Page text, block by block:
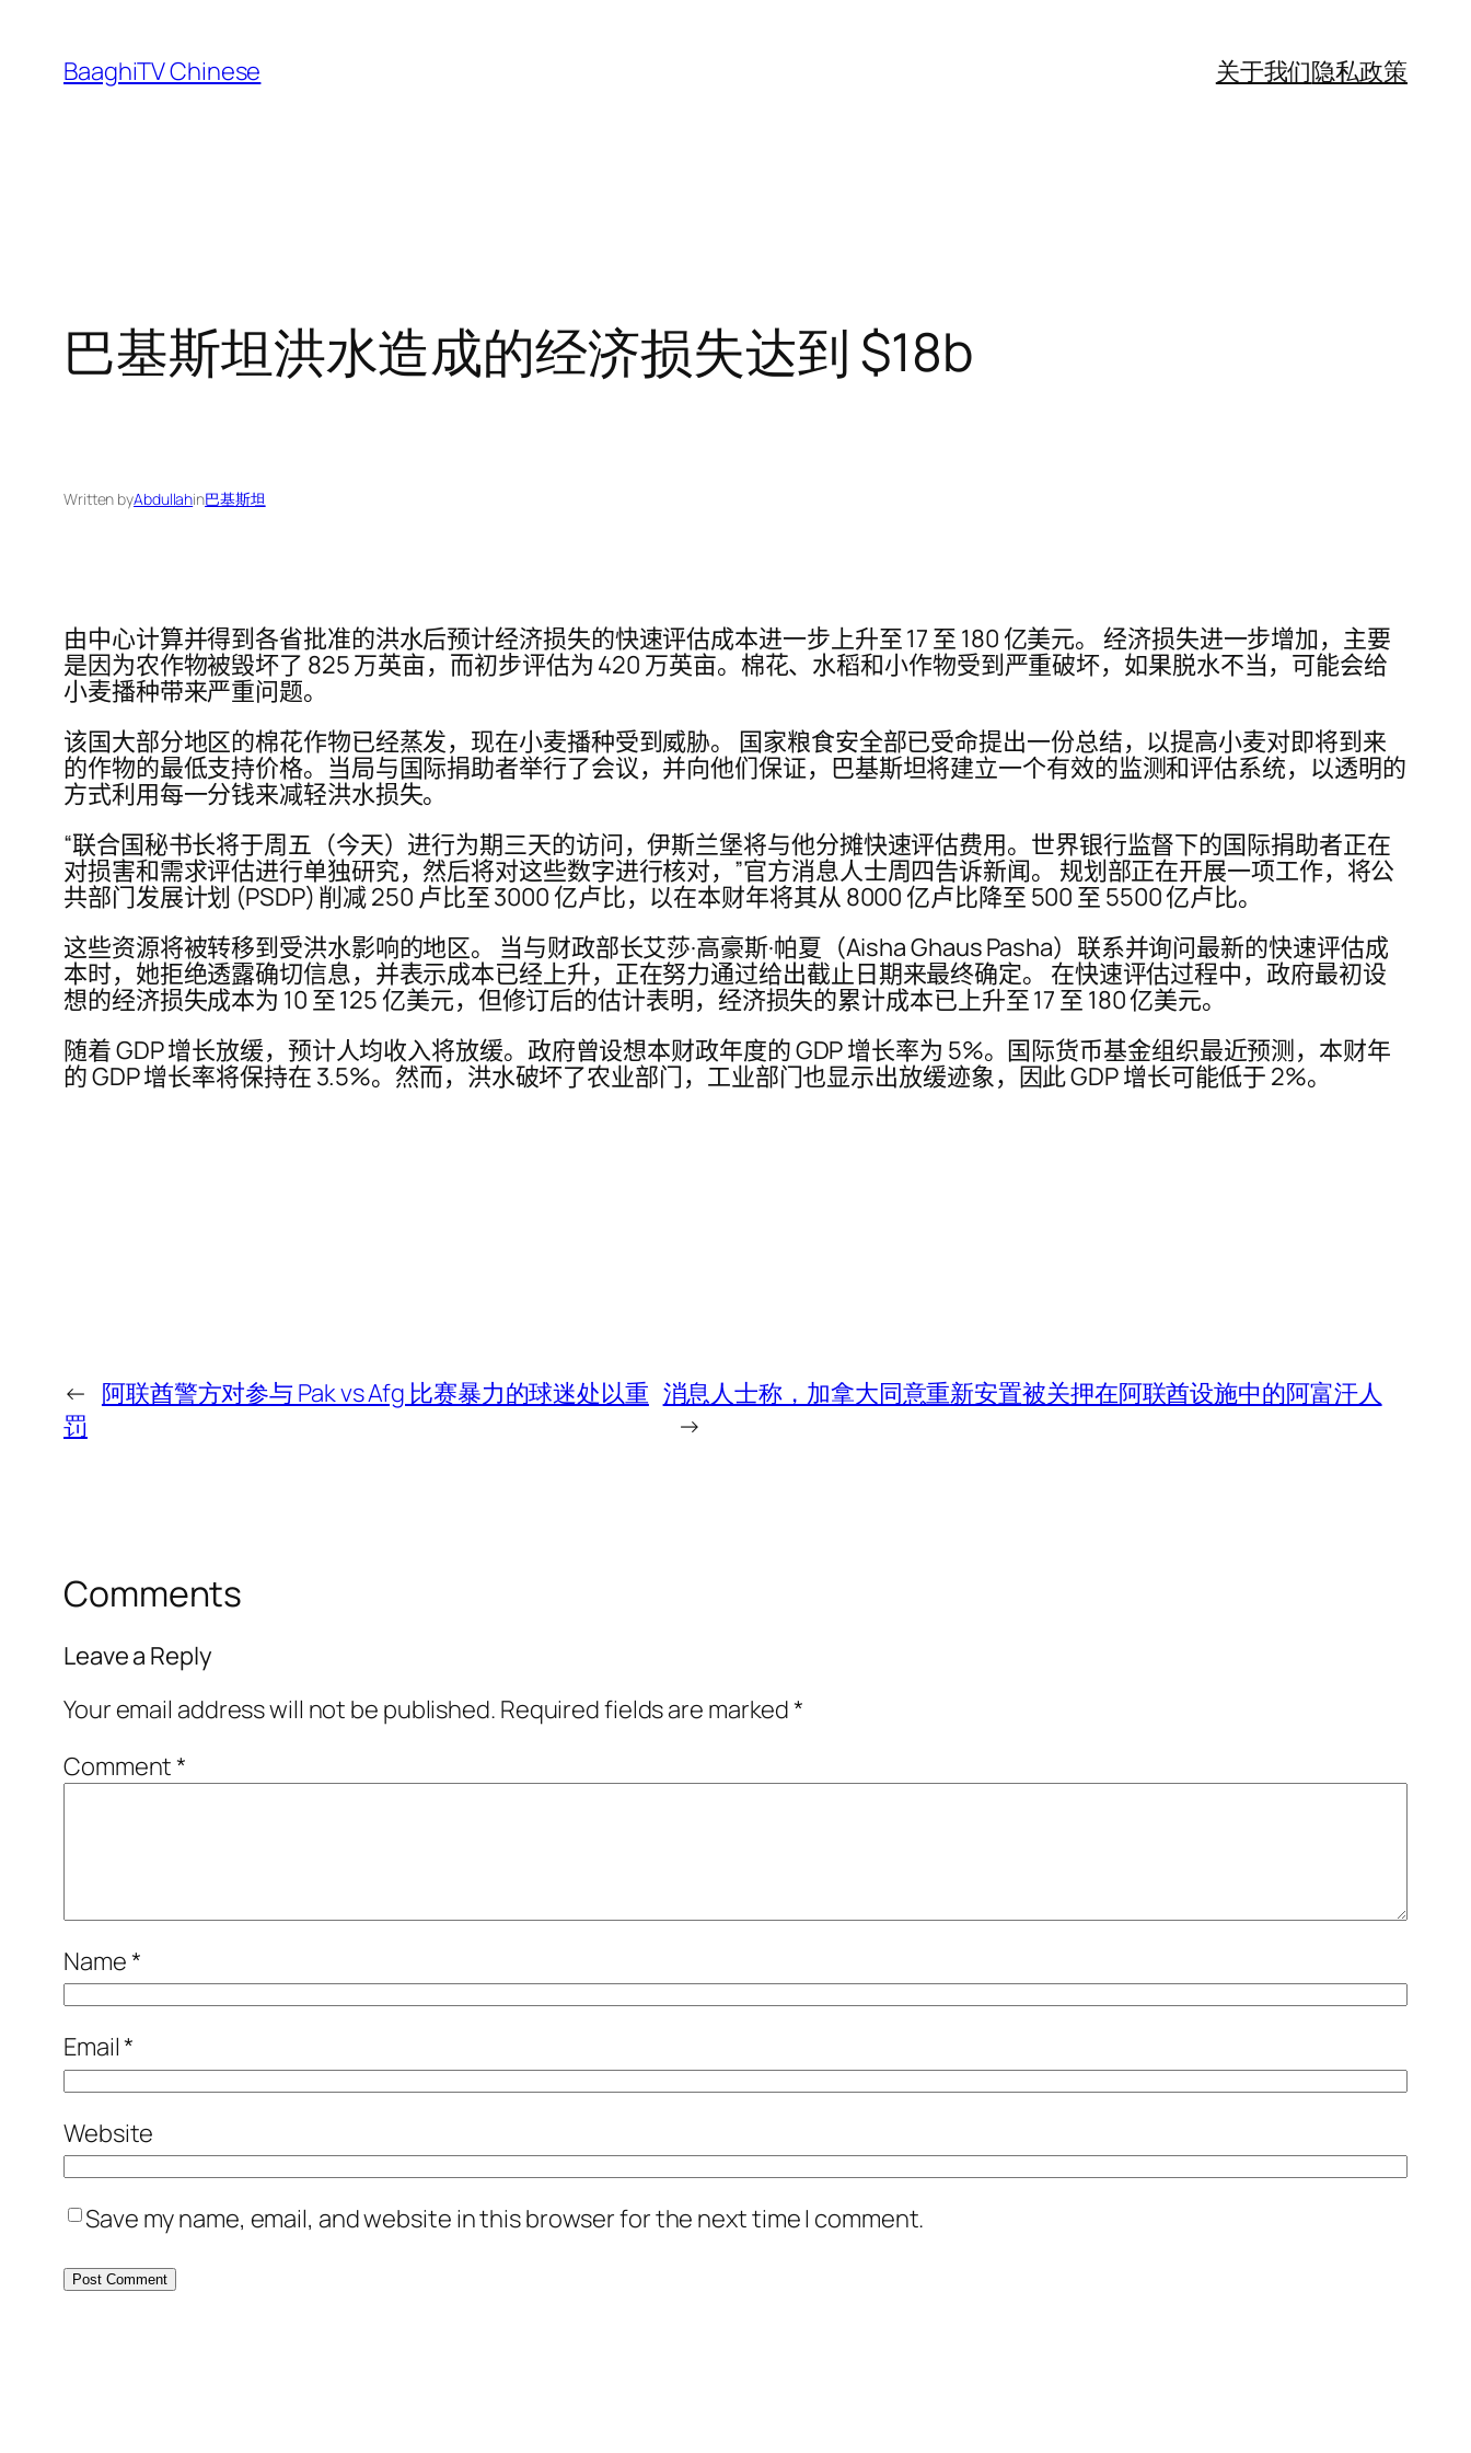
content
BaaghiTV Chinese 关于我们隐私政策
巴基斯坦洪水造成的经济损失达到 $18b
Written byAbdullahin巴基斯坦
由中心计算并得到各省批准的洪水后预计经济损失的快速评估成本进一步上升至 17 至 180 亿美元。 经济损失进一步增加，主要
是因为农作物被毁坏了 825 万英亩，而初步评估为 420 万英亩。棉花、水稻和小作物受到严重破坏，如果脱水不当，可能会给
小麦播种带来严重问题。
该国大部分地区的棉花作物已经蒸发，现在小麦播种受到威胁。 国家粮食安全部已受命提出一份总结，以提高小麦对即将到来
的作物的最低支持价格。当局与国际捐助者举行了会议，并向他们保证，巴基斯坦将建立一个有效的监测和评估系统，以透明的
方式利用每一分钱来减轻洪水损失。
“联合国秘书长将于周五（今天）进行为期三天的访问，伊斯兰堡将与他分摊快速评估费用。世界银行监督下的国际捐助者正在
对损害和需求评估进行单独研究，然后将对这些数字进行核对，”官方消息人士周四告诉新闻。 规划部正在开展一项工作，将公
共部门发展计划 (PSDP) 削减 250 卢比至 3000 亿卢比，以在本财年将其从 8000 亿卢比降至 500 至 5500 亿卢比。
这些资源将被转移到受洪水影响的地区。 当与财政部长艾莎·高豪斯·帕夏（Aisha Ghaus Pasha）联系并询问最新的快速评估成
本时，她拒绝透露确切信息，并表示成本已经上升，正在努力通过给出截止日期来最终确定。 在快速评估过程中，政府最初设
想的经济损失成本为 10 至 125 亿美元，但修订后的估计表明，经济损失的累计成本已上升至 17 至 180 亿美元。
随着 GDP 增长放缓，预计人均收入将放缓。政府曾设想本财政年度的 GDP 增长率为 5%。国际货币基金组织最近预测，本财年
的 GDP 增长率将保持在 3.5%。然而，洪水破坏了农业部门，工业部门也显示出放缓迹象，因此 GDP 增长可能低于 2%。
← 阿联酋警方对参与 Pak vs Afg 比赛暴力的球迷处以重
罚
消息人士称，加拿大同意重新安置被关押在阿联酋设施中的阿富汗人
→
Comments
Leave a Reply
Your email address will not be published. Required fields are marked*
Comment*
Name*
Email*
Website
Save my name, email, and website in this browser for the next time I comment.